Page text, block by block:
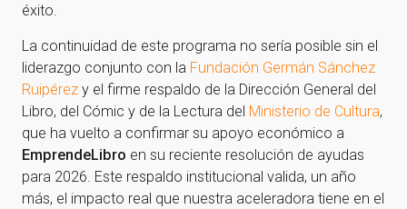
éxito.
La continuidad de este programa no sería posible sin el
liderazgo conjunto con la Fundación Germán Sánchez
Ruipérez y el firme respaldo de la Dirección General del
Libro, del Cómic y de la Lectura del Ministerio de Cultura,
que ha vuelto a confirmar su apoyo económico a
EmprendeLibro en su reciente resolución de ayudas
para 2026. Este respaldo institucional valida, un año
más, el impacto real que nuestra aceleradora tiene en el